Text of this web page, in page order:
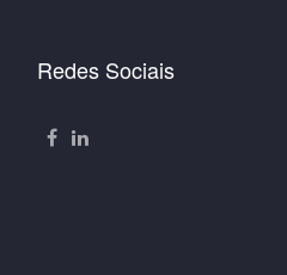
Redes Sociais